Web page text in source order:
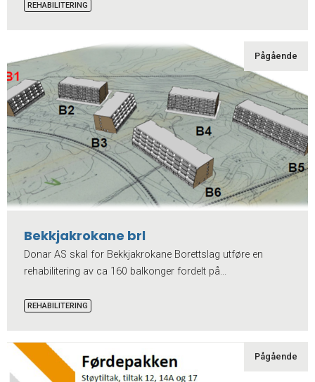
REHABILITERING
Pågående
Bekkjakrokane brl
Donar AS skal for Bekkjakrokane Borettslag utføre en
rehabilitering av ca 160 balkonger fordelt på...
REHABILITERING
Pågående